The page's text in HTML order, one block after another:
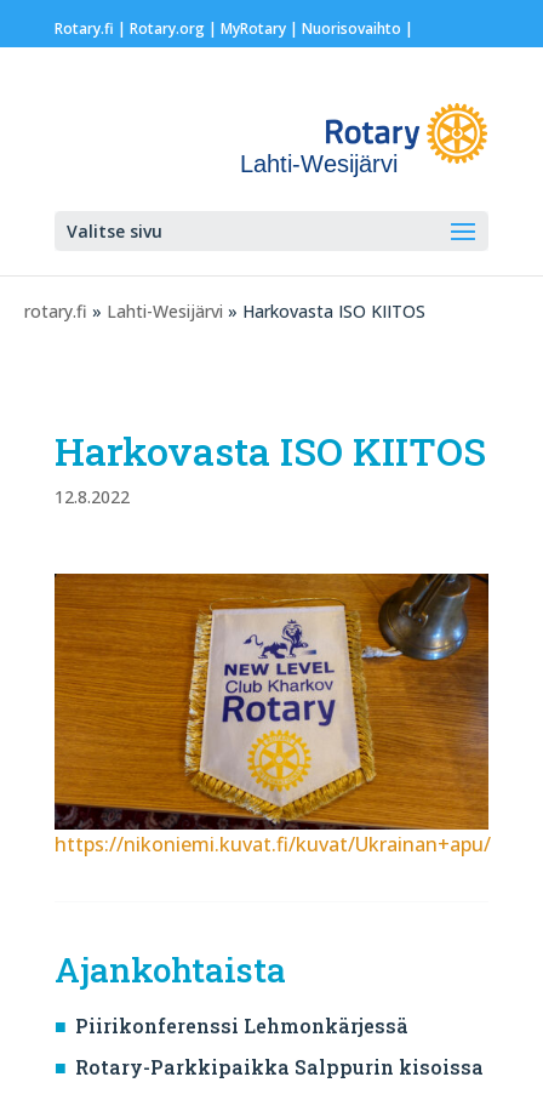
Rotary.fi | Rotary.org| MyRotary | Nuorisovaihto |
Lahti-Wesijärvi
Valitse sivu
rotary.fi » Lahti-Wesijärvi » Harkovasta ISO KIITOS
Harkovasta ISO KIITOS
12.8.2022
https://nikoniemi.kuvat.fi/kuvat/Ukrainan+apu/
Ajankohtaista
Piirikonferenssi Lehmonkärjessä
Rotary-Parkkipaikka Salppurin kisoissa